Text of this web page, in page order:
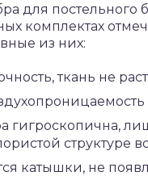
для
комплектах
из них:
ткань не
гигроскопична,
структуре
катышки, не